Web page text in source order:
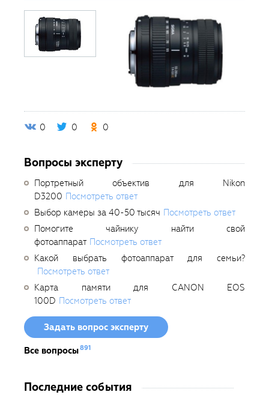
0 0 0
Вопросы эксперту
Портретный объектив для Nikon
D3200 Посмотреть ответ
Выбор камеры за 40-50 тысяч Посмотреть ответ
Помогите чайнику найти свой
фотоаппарат Посмотреть ответ
Какой выбрать фотоаппарат для семьи?
Посмотреть ответ
Карта памяти для CANON EOS
100D Посмотреть ответ
Задать вопрос эксперту
Все вопросы891
Последние события